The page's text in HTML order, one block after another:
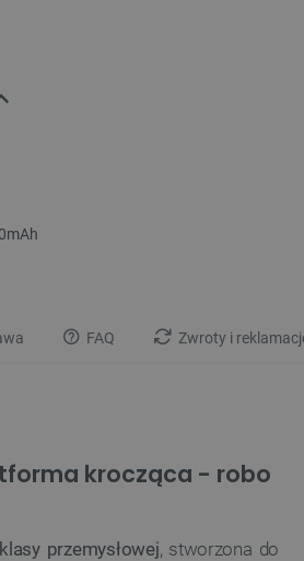
FAQ Zwroty i
krocząca - robo
klasy przemysłowej, stworzona do